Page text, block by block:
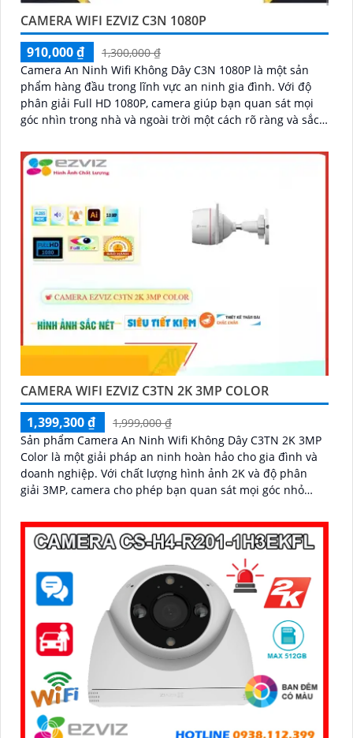
CAMERA WIFI EZVIZ C3N 1080P
910,000 ₫
1,300,000 ₫
Camera An Ninh Wifi Không Dây C3N 1080P là một sản
phẩm hàng đầu trong lĩnh vực an ninh gia đình. Với độ
phân giải Full HD 1080P, camera giúp bạn quan sát mọi
góc nhìn trong nhà và ngoài trời một cách rõ ràng và sắc
CAMERA WIFI EZVIZ C3TN 2K 3MP COLOR
1,399,300 ₫
1,999,000 ₫
Sản phẩm Camera An Ninh Wifi Không Dây C3TN 2K 3MP
Color là một giải pháp an ninh hoàn hảo cho gia đình và
doanh nghiệp. Với chất lượng hình ảnh 2K và độ phân
giải 3MP, camera cho phép bạn quan sát mọi góc nhỏ